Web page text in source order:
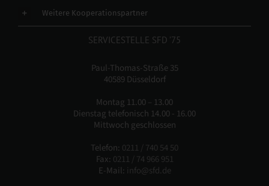
Weitere Kooperationspartner
SERVICESTELLE SFD ’75
Paul-Thomas-Straße 35
40589 Düsseldorf
Montag 11.00 – 13.00
Dienstag telefonisch 14.00 - 16.00
Mittwoch geschlossen
Telefon: 0211 / 740 54 50
Fax: 0211 / 74 966 951
E-Mail: info@sfd.de